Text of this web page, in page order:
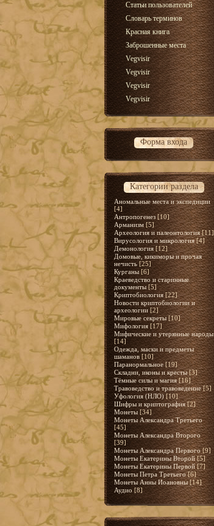
Статьи пользователей
Словарь терминов
Красная книга
Заброшенные места
Vegvisir
Vegvisir
Vegvisir
Vegvisir
Форма входа
Категории раздела
Аномальные места и экспедиции
[4]
Антропогенез [10]
Арманизм [5]
Археология и палеонтология [11]
Вирусология и микрология [4]
Демонология [12]
Домовые, кикиморы и прочая
нечисть [25]
Курганы [6]
Краеведство и старинные
документы [5]
Криптобиология [22]
Новости криптобиологии и
археологии [2]
Мировые секреты [10]
Мифология [17]
Мифические и утерянные народы
[14]
Одежда, маски и предметы
шаманов [10]
Паранормальное [19]
Складни, иконы и кресты [3]
Тёмные силы и магия [16]
Травоведство и травоведение [5]
Уфология (НЛО) [10]
Шифры и криптография [2]
Монеты [34]
Монеты Александра Третьего
[45]
Монеты Александра Второго
[39]
Монеты Александра Первого [9]
Монеты Екатерины Второй [5]
Монеты Екатерины Первой [7]
Монеты Петра Третьего [6]
Монеты Анны Иоановны [14]
Аудио [8]